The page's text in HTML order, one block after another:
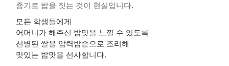
증기로 밥을 짓는 것이 현실입니다.
모든 학생들에게
어머니가 해주신 밥맛을 느낄 수 있도록
선별된 쌀을 압력밥솥으로 조리해
맛있는 밥맛을 선사합니다.